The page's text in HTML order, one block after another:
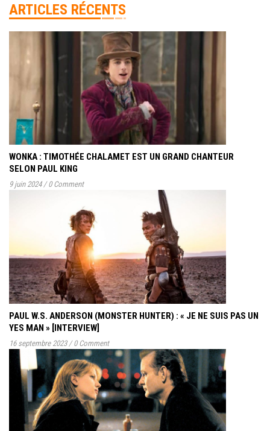
ARTICLES RÉCENTS
WONKA : TIMOTHÉE CHALAMET EST UN GRAND CHANTEUR
SELON PAUL KING
9 juin 2024 / 0 Comment
PAUL W.S. ANDERSON (MONSTER HUNTER) : « JE NE SUIS PAS UN
YES MAN » [INTERVIEW]
16 septembre 2023 / 0 Comment